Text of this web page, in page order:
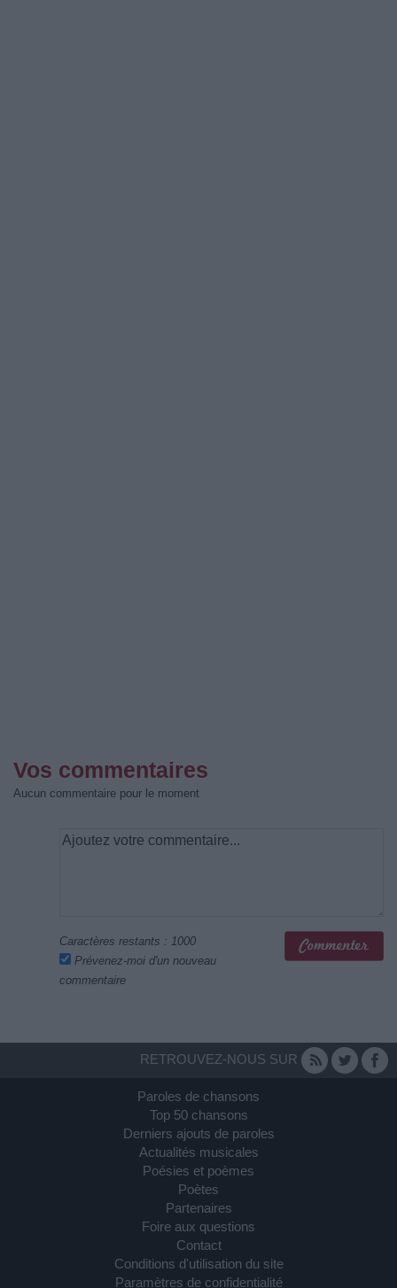
Vos commentaires
Aucun commentaire pour le moment
Caractères restants : 1000
Prévenez-moi d'un nouveau
commentaire
RETROUVEZ-NOUS SUR
Paroles de chansons
Top 50 chansons
Derniers ajouts de paroles
Actualités musicales
Poésies et poèmes
Poètes
Partenaires
Foire aux questions
Contact
Conditions d'utilisation du site
Paramètres de confidentialité